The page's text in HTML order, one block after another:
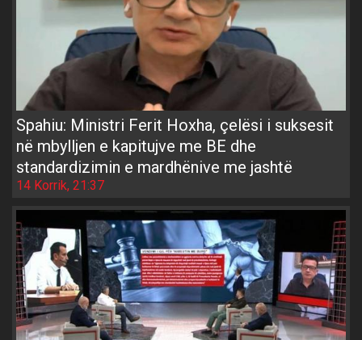
Spahiu: Ministri Ferit Hoxha, çelësi i suksesit
në mbylljen e kapitujve me BE dhe
standardizimin e mardhënive me jashtë
14 Korrik, 21:37